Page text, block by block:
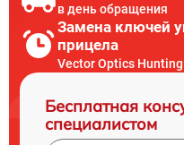
в день обращения
Замена ключей
прицела
Vector Optics
Бесплатная
специалистом